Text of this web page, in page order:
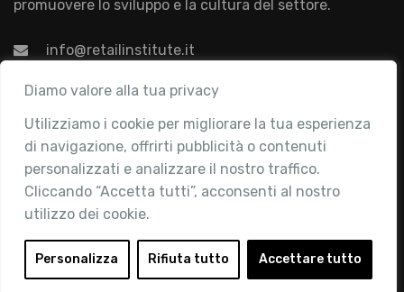
Diamo valore alla tua privacy
Utilizziamo i cookie per migliorare la tua esperienza
di navigazione, offrirti pubblicità o contenuti
personalizzati e analizzare il nostro traffico.
Cliccando “Accetta tutti”, acconsenti al nostro
utilizzo dei cookie.
Personalizza Rifiuta tutto Accettare tutto
promuovere lo sviluppo e la cultura del settore.
info@retailinstitute.it
Associazione
Chi siamo
Attività
Contatti
Area Riservata
Login
Diventa Socio